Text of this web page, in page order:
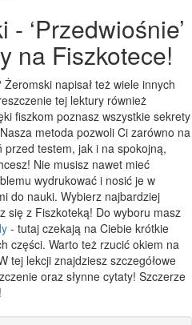
‘Przedwiośnie’
na Fiszkotece!
Żeromski napisał też wiele innych
tej lektury również
fiszkom poznasz wszystkie sekrety
metoda pozwoli Ci zarówno na
testem, jak i na spokojną,
Nie musisz nawet mieć
wydrukować i nosić je w
do nauki. Wybierz najbardziej
się z Fiszkoteką! Do wyboru masz
- tutaj czekają na Ciebie krótkie
części. Warto też rzucić okiem na
tej lekcji znajdziesz szczegółowe
oraz słynne cytaty! Szczerze